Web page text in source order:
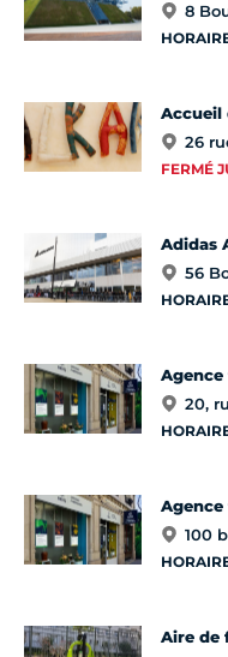
8
Accueil
26
FERMÉ
Adidas
56
Agence
20,
Agence
100
Aire de